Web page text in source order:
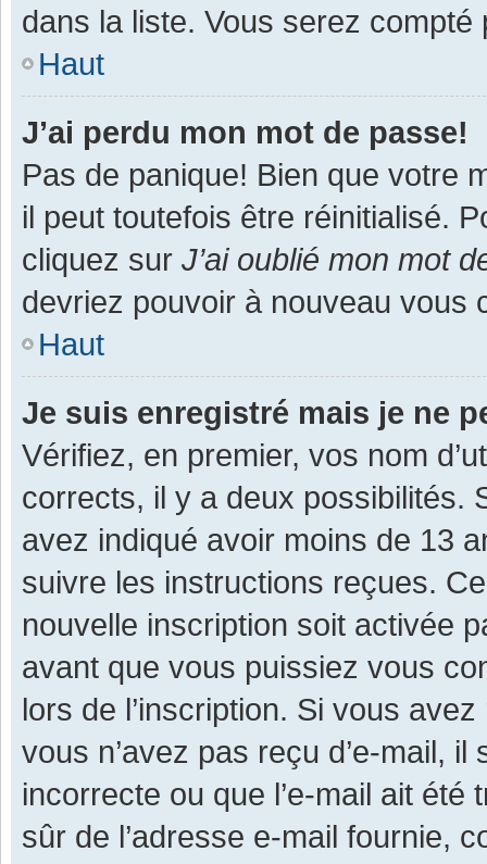
dans la liste. Vous serez
Haut
J’ai perdu mon mot de passe!
Pas de panique! Bien que votre
il peut toutefois être réinitialisé.
cliquez sur J’ai oublié mon mot
devriez pouvoir à nouveau vous
Haut
Je suis enregistré mais je ne
Vérifiez, en premier, vos nom
corrects, il y a deux possibilités.
avez indiqué avoir moins de 13
suivre les instructions reçues.
nouvelle inscription soit activée
avant que vous puissiez vous
lors de l’inscription. Si vous
vous n’avez pas reçu d’e-mail,
incorrecte ou que l’e-mail ait
sûr de l’adresse e-mail fournie,